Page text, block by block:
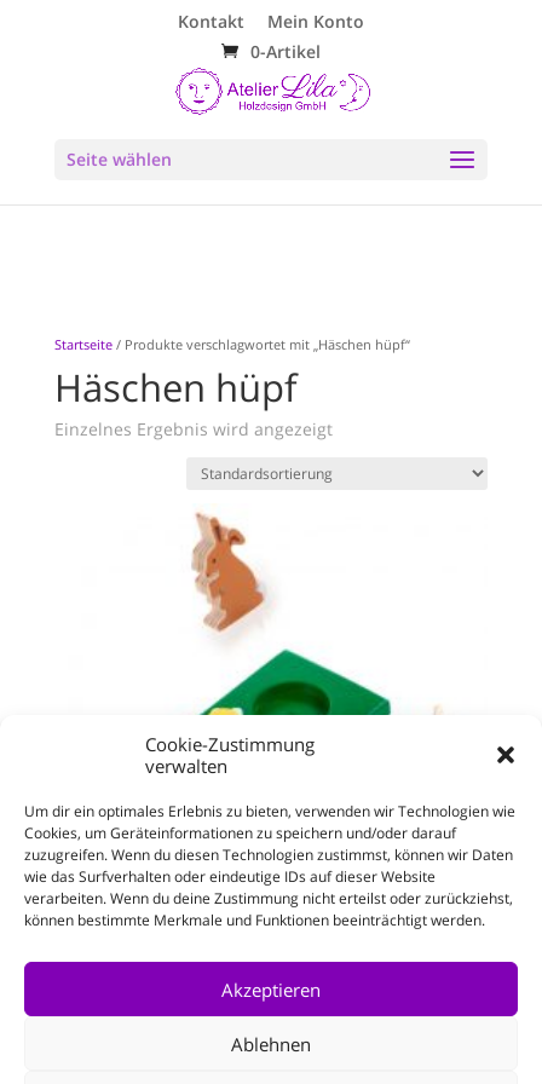
Cookie-Zustimmung
verwalten
Um dir ein optimales Erlebnis zu bieten, verwenden wir Technologien wie
Cookies, um Geräteinformationen zu speichern und/oder darauf
zuzugreifen. Wenn du diesen Technologien zustimmst, können wir Daten
wie das Surfverhalten oder eindeutige IDs auf dieser Website
verarbeiten. Wenn du deine Zustimmung nicht erteilst oder zurückziehst,
können bestimmte Merkmale und Funktionen beeinträchtigt werden.
Akzeptieren
Ablehnen
Kontakt
Mein Konto
0-Artikel
Seite wählen
Startseite/ Produkte verschlagwortet mit „Häschen hüpf“
Häschen hüpf
Einzelnes Ergebnis wird angezeigt
Häschen hüpf!-Spiel